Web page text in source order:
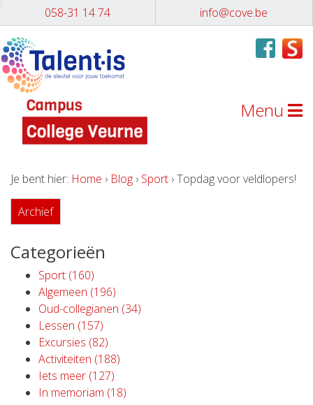
058-31 14 74 info@cove.be
Menu
Je bent hier: Home › Blog › Sport › Topdag voor veldlopers!
Archief
Categorieën
Sport (160)
Algemeen (196)
Oud-collegianen (34)
Lessen (157)
Excursies (82)
Activiteiten (188)
Iets meer (127)
In memoriam (18)